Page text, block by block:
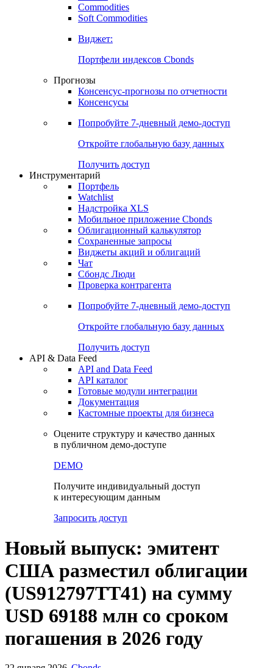
Commodities
Золото
Бензин
Soft Commodities
Виджет:
Портфели индексов Cbonds
Прогнозы
Консенсусы
Попробуйте7-дневный
Откройте глобальную базу данных
Получить доступ
Инструментарий
Портфель
Watchlist
Надстройка XLS
Мобильное приложение Cbonds
Облигационный калькулятор
Сохраненные запросы
Чат
Проверка контрагента
Попробуйте7-дневный
Откройте глобальную базу данных
Получить доступ
API & Data Feed
API and Data Feed
Готовые модули интеграции
Документация
в публичном демо-доступе
к интересующим данным
Запросить доступ
Новый выпуск: эмитент
США разместил облигации
(US912797TT41) на сумму